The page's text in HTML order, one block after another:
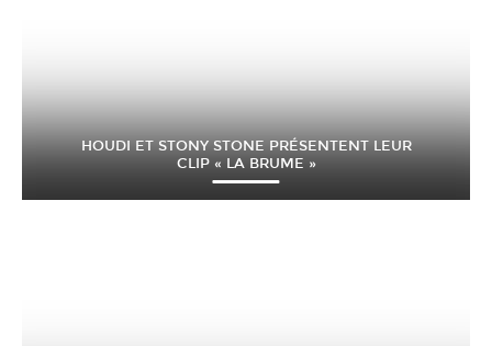
HOUDI ET STONY STONE PRÉSENTENT LEUR
CLIP « LA BRUME »